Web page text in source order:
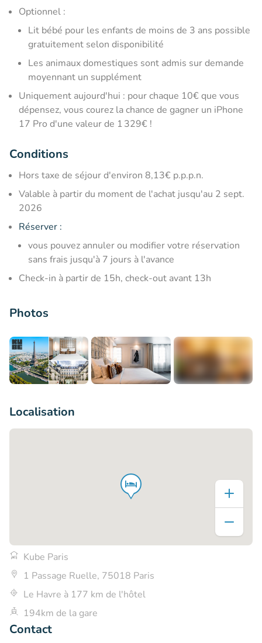
Optionnel :
Lit bébé pour les enfants de moins de 3 ans possible
gratuitement selon disponibilité
Les animaux domestiques sont admis sur demande
moyennant un supplément
Uniquement aujourd'hui : pour chaque 10€ que vous
dépensez, vous courez la chance de gagner un iPhone
17 Pro d'une valeur de 1 329€ !
Conditions
Hors taxe de séjour d'environ 8,13€ p.p.p.n.
Valable à partir du moment de l'achat jusqu'au 2 sept.
2026
Réserver :
vous pouvez annuler ou modifier votre réservation
sans frais jusqu'à 7 jours à l'avance
Check-in à partir de 15h, check-out avant 13h
Photos
Localisation
Kube Paris
1 Passage Ruelle, 75018 Paris
Le Havre à 177 km de l'hôtel
194km de la gare
Contact